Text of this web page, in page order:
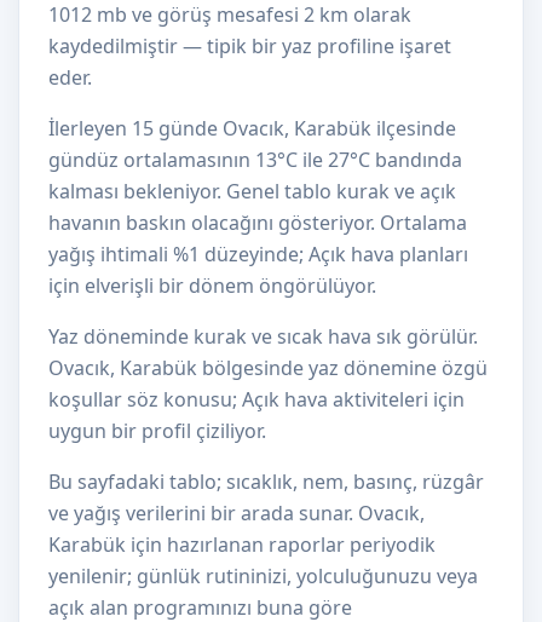
1012 mb ve görüş mesafesi 2 km olarak
kaydedilmiştir — tipik bir yaz profiline işaret
eder.
İlerleyen 15 günde Ovacık, Karabük ilçesinde
gündüz ortalamasının 13°C ile 27°C bandında
kalması bekleniyor. Genel tablo kurak ve açık
havanın baskın olacağını gösteriyor. Ortalama
yağış ihtimali %1 düzeyinde; Açık hava planları
için elverişli bir dönem öngörülüyor.
Yaz döneminde kurak ve sıcak hava sık görülür.
Ovacık, Karabük bölgesinde yaz dönemine özgü
koşullar söz konusu; Açık hava aktiviteleri için
uygun bir profil çiziliyor.
Bu sayfadaki tablo; sıcaklık, nem, basınç, rüzgâr
ve yağış verilerini bir arada sunar. Ovacık,
Karabük için hazırlanan raporlar periyodik
yenilenir; günlük rutininizi, yolculuğunuzu veya
açık alan programınızı buna göre